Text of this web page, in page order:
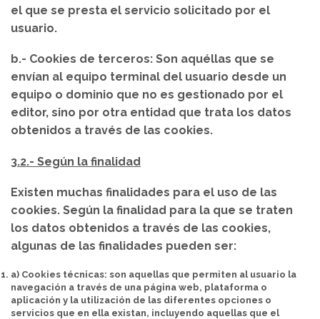
el que se presta el servicio solicitado por el
usuario.
b.- Cookies de terceros: Son aquéllas que se
envían al equipo terminal del usuario desde un
equipo o dominio que no es gestionado por el
editor, sino por otra entidad que trata los datos
obtenidos a través de las cookies.
3.2.- Según la finalidad
Existen muchas finalidades para el uso de las
cookies. Según la finalidad para la que se traten
los datos obtenidos a través de las cookies,
algunas de las finalidades pueden ser:
a) Cookies técnicas: son aquellas que permiten al usuario la
navegación a través de una página web, plataforma o
aplicación y la utilización de las diferentes opciones o
servicios que en ella existan, incluyendo aquellas que el